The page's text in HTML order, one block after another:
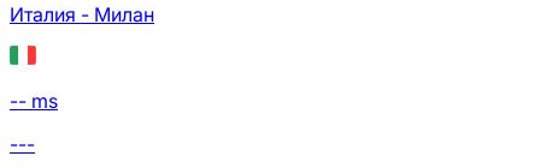
Италия - Милан
-- ms
---